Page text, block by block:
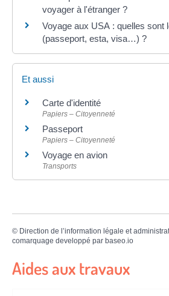
voyager à l'étranger ?
Voyage aux USA : quelles sont
(passeport, esta, visa…) ?
Et aussi
Carte d'identité
Papiers – Citoyenneté
Passeport
Papiers – Citoyenneté
Voyage en avion
Transports
© Direction de l’information légale et
comarquage developpé par baseo.io
Aides aux travaux